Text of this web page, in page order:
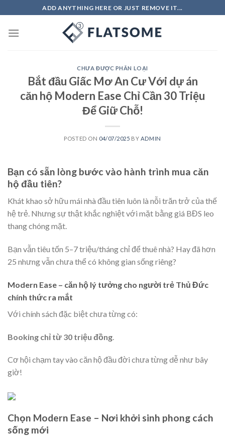
to
content
ADD ANYTHING HERE OR JUST REMOVE IT...
CHƯA ĐƯỢC PHÂN LOẠI
Bắt đầu Giấc Mơ An Cư Với dự án
căn hộ Modern Ease Chỉ Cần 30 Triệu
Để Giữ Chỗ!
POSTED ON 04/07/2025 BY ADMIN
Bạn có sẵn lòng bước vào hành trình mua căn
hộ đầu tiên?
Khát khao sở hữu mái nhà đầu tiên luôn là nỗi trăn trở của thế
hệ trẻ. Nhưng sự thật khắc nghiệt với mặt bằng giá BĐS leo
thang chóng mặt.
Bạn vẫn tiêu tốn 5–7 triệu/tháng chỉ để thuê nhà? Hay đã hơn
25 nhưng vẫn chưa thể có không gian sống riêng?
Modern Ease – căn hộ lý tưởng cho người trẻ Thủ Đức
chính thức ra mắt
Với chính sách đặc biệt chưa từng có:
Booking chỉ từ 30 triệu đồng
Cơ hội chạm tay vào căn hộ đầu đời chưa từng dễ như bây
giờ!
Chọn Modern Ease – Nơi khởi sinh phong cách
sống mới